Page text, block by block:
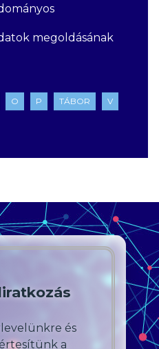
megoldásának
O P TÁBOR
V
és
a